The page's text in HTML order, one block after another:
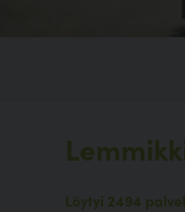
Löytyi 2494